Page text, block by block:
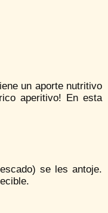
un aporte nutritivo
aperitivo! En esta
se les antoje.